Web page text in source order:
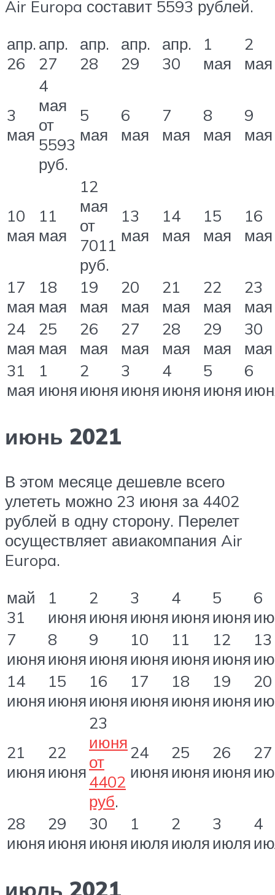
Air Europa составит 5593 рублей.
апр.
26
апр.
27
апр.
28
апр.
29
апр.
30
1
мая
2
мая
3
мая
4
мая
от
5593
руб.
5
мая
6
мая
7
мая
8
мая
9
мая
10
мая
11
мая
12
мая
от
7011
руб.
13
мая
14
мая
15
мая
16
мая
17
мая
18
мая
19
мая
20
мая
21
мая
22
мая
23
мая
24
мая
25
мая
26
мая
27
мая
28
мая
29
мая
30
мая
31
мая
1
июня
2
июня
3
июня
4
июня
5
июня
6
июнь 2021
В этом месяце дешевле всего
улететь можно 23 июня за 4402
рублей в одну сторону. Перелет
осуществляет авиакомпания Air
Europa.
май
31
1
июня
2
июня
3
июня
4
июня
5
июня
6
7
июня
8
июня
9
июня
10
июня
11
июня
12
июня
13
14
июня
15
июня
16
июня
17
июня
18
июня
19
июня
20
21
июня
22
июня
23
июня
от
4402
руб.
24
июня
25
июня
26
июня
27
28
июня
29
июня
30
июня
1
июля
2
июля
3
июля
4
июль 2021